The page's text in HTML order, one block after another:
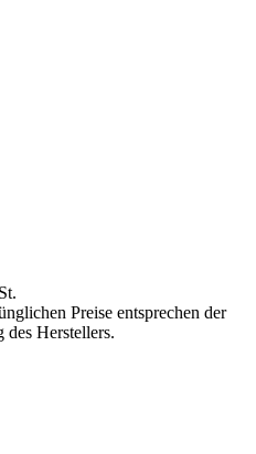
Preise entsprechen der
Herstellers.